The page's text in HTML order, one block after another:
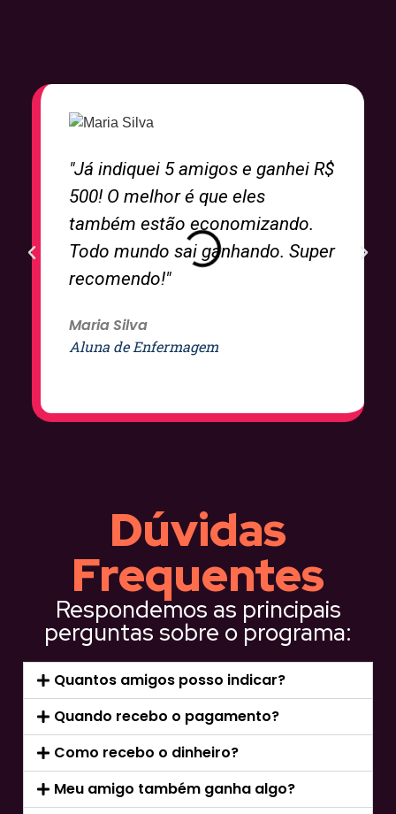
"Já indiquei 5 amigos e ganhei R$
500! O melhor é que eles
também estão economizando.
Todo mundo sai ganhando. Super
recomendo!"
Maria Silva
Aluna de Enfermagem
Dúvidas
Frequentes
Respondemos as principais
perguntas sobre o programa:
Quantos amigos posso indicar?
Quando recebo o pagamento?
Como recebo o dinheiro?
Meu amigo também ganha algo?